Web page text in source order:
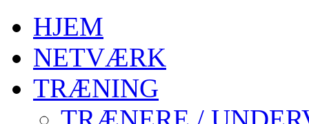
HJEM
NETVÆRK
TRÆNING